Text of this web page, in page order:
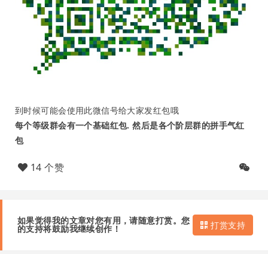
到时候可能会使用此微信号给大家发红包哦
每个等级群会有一个基础红包. 然后是各个阶层群的拼手气红
包
14 个赞
如果觉得我的文章对您有用，请随意打赏。您
的支持将鼓励我继续创作！ 打赏支持